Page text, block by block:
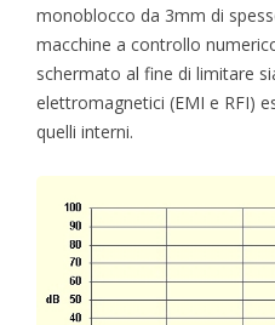
monoblocco da 3mm di
macchine a controllo
schermato al fine di limitare
elettromagnetici (EMI e RFI)
quelli interni.